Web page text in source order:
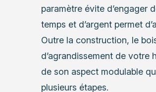
paramètre évite d’engager
temps et d’argent permet
Outre la construction, le
d’agrandissement de votre
de son aspect modulable
plusieurs étapes.